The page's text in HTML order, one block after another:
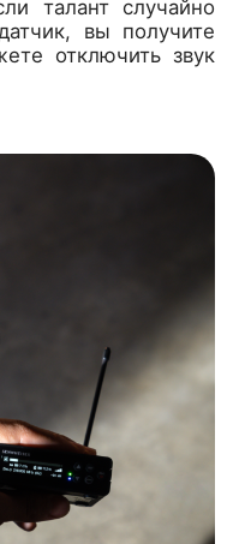
талант случайно
вы получите
отключить звук